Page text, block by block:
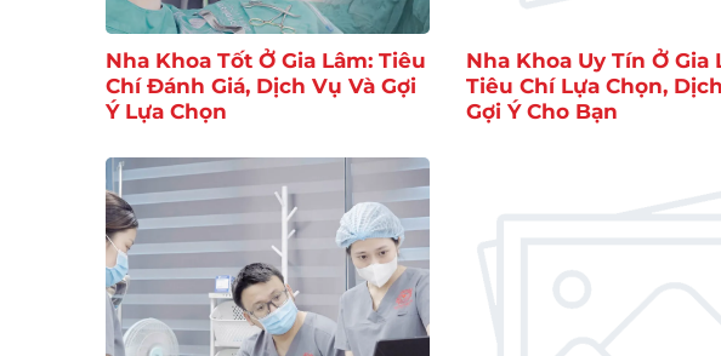
Nha Khoa Tốt Ở Gia Lâm: Tiêu
Chí Đánh Giá, Dịch Vụ Và Gợi
Ý Lựa Chọn
Nha Khoa Uy Tín Ở Gia
Tiêu Chí Lựa Chọn,
Gợi Ý Cho Bạn